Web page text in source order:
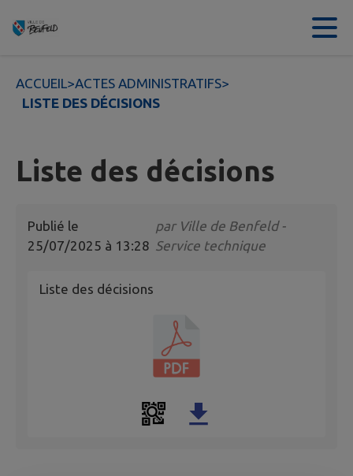
Contenu
ACCUEIL>ACTES ADMINISTRATIFS>
LISTE DES DÉCISIONS
Liste des décisions
Publié le
25/07/2025 à 13:28
par Ville de Benfeld -
Service technique
Liste des décisions